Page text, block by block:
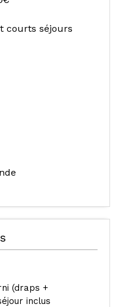
courts séjours
(draps +
inclus